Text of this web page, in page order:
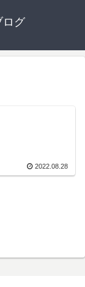
ログ
2022.08.28